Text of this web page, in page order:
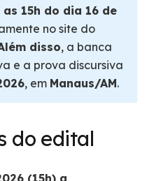
15h do dia 16 de
no site do
disso, a banca
e a prova discursiva
, em Manaus/AM.
do edital
(15h) a